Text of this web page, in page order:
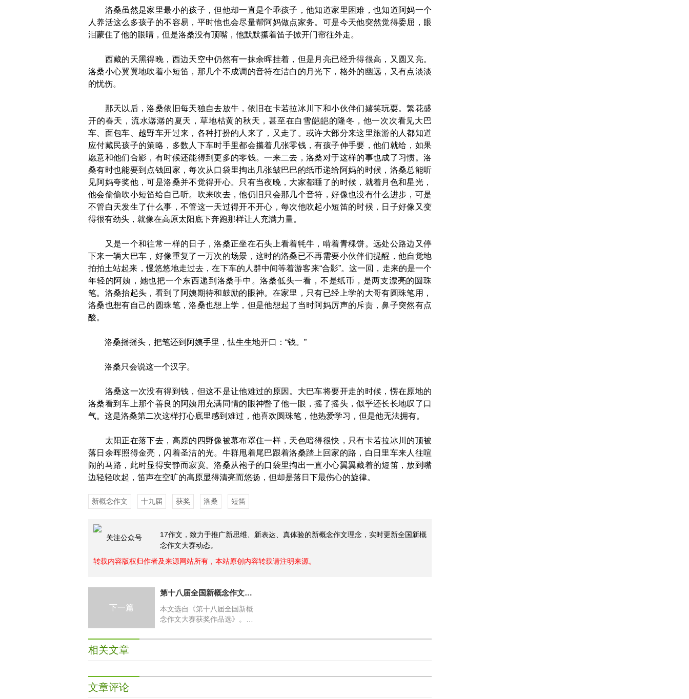
洛桑虽然是家里最小的孩子，但他却一直是个乖孩子，他知道家里困难，也知道阿妈一个
人养活这么多孩子的不容易，平时他也会尽量帮阿妈做点家务。可是今天他突然觉得委屈，眼
泪蒙住了他的眼睛，但是洛桑没有顶嘴，他默默攥着笛子掀开门帘往外走。
西藏的天黑得晚，西边天空中仍然有一抹余晖挂着，但是月亮已经升得很高，又圆又亮。
洛桑小心翼翼地吹着小短笛，那几个不成调的音符在洁白的月光下，格外的幽远，又有点淡淡
的忧伤。
那天以后，洛桑依旧每天独自去放牛，依旧在卡若拉冰川下和小伙伴们嬉笑玩耍。繁花盛
开的春天，流水潺潺的夏天，草地枯黄的秋天，甚至在白雪皑皑的隆冬，他一次次看见大巴
车、面包车、越野车开过来，各种打扮的人来了，又走了。或许大部分来这里旅游的人都知道
应付藏民孩子的策略，多数人下车时手里都会攥着几张零钱，有孩子伸手要，他们就给，如果
愿意和他们合影，有时候还能得到更多的零钱。一来二去，洛桑对于这样的事也成了习惯。洛
桑有时也能要到点钱回家，每次从口袋里掏出几张皱巴巴的纸币递给阿妈的时候，洛桑总能听
见阿妈夸奖他，可是洛桑并不觉得开心。只有当夜晚，大家都睡了的时候，就着月色和星光，
他会偷偷吹小短笛给自己听。吹来吹去，他仍旧只会那几个音符，好像也没有什么进步，可是
不管白天发生了什么事，不管这一天过得开不开心，每次他吹起小短笛的时候，日子好像又变
得很有劲头，就像在高原太阳底下奔跑那样让人充满力量。
又是一个和往常一样的日子，洛桑正坐在石头上看着牦牛，啃着青稞饼。远处公路边又停
下来一辆大巴车，好像重复了一万次的场景，这时的洛桑已不再需要小伙伴们提醒，他自觉地
拍拍土站起来，慢悠悠地走过去，在下车的人群中间等着游客来“合影”。这一回，走来的是一个
年轻的阿姨，她也把一个东西递到洛桑手中。洛桑低头一看，不是纸币，是两支漂亮的圆珠
笔。洛桑抬起头，看到了阿姨期待和鼓励的眼神。在家里，只有已经上学的大哥有圆珠笔用，
洛桑也想有自己的圆珠笔，洛桑也想上学，但是他想起了当时阿妈厉声的斥责，鼻子突然有点
酸。
洛桑摇摇头，把笔还到阿姨手里，怯生生地开口：“钱。”
洛桑只会说这一个汉字。
洛桑这一次没有得到钱，但这不是让他难过的原因。大巴车将要开走的时候，愣在原地的
洛桑看到车上那个善良的阿姨用充满同情的眼神瞥了他一眼，摇了摇头，似乎还长长地叹了口
气。这是洛桑第二次这样打心底里感到难过，他喜欢圆珠笔，他热爱学习，但是他无法拥有。
太阳正在落下去，高原的四野像被幕布罩住一样，天色暗得很快，只有卡若拉冰川的顶被
落日余晖照得金亮，闪着圣洁的光。牛群甩着尾巴跟着洛桑踏上回家的路，白日里车来人往喧
闹的马路，此时显得安静而寂寞。洛桑从袍子的口袋里掏出一直小心翼翼藏着的短笛，放到嘴
边轻轻吹起，笛声在空旷的高原显得清亮而悠扬，但却是落日下最伤心的旋律。
新概念作文 十九届 获奖 洛桑 短笛
关注公众号
17作文，致力于推广新思维、新表达、真体验的新概念作文理念，实时更新全国新概
念作文大赛动态。
转载内容版权归作者及来源网站所有，本站原创内容转载请注明来源。
下一篇
第十八届全国新概念作文大赛获奖作品：程小姐与X书店
本文选自《第十八届全国新概
念作文大赛获奖作品选》。X
店，有名到已成为了一个旅游
相关文章
文章评论